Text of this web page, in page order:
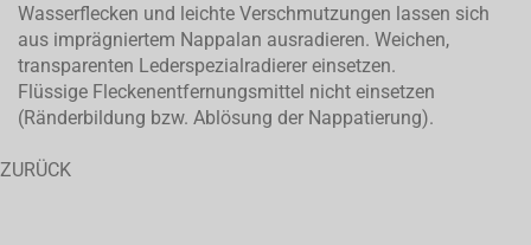
Wasserflecken und leichte Verschmutzungen lassen sich
aus imprägniertem Nappalan ausradieren. Weichen,
transparenten Lederspezialradierer einsetzen.
Flüssige Fleckenentfernungsmittel nicht einsetzen
(Ränderbildung bzw. Ablösung der Nappatierung).
ZURÜCK